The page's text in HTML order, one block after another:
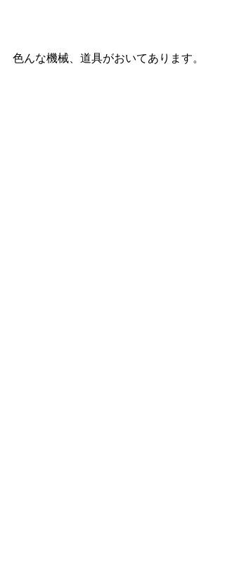
色んな機械、道具がおいてあります。